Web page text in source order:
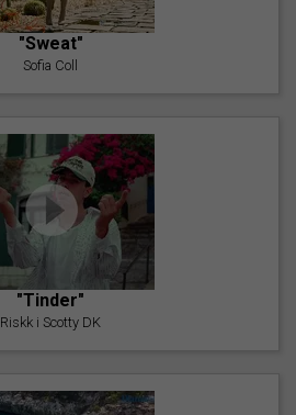
"Sweat"
Sofia Coll
"Tinder"
Riskk i Scotty DK